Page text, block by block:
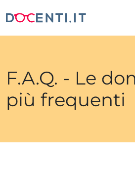
F.A.Q. - Le
più frequenti